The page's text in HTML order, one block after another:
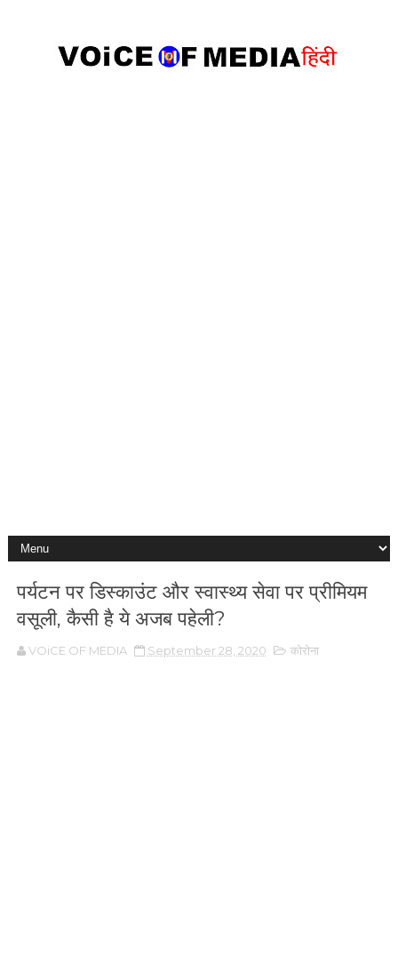
पर्यटन पर डिस्काउंट और स्वास्थ्य सेवा पर प्रीमियम
वसूली, कैसी है ये अजब पहेली?
VOiCE OF MEDIA September 28, 2020 कोरोना